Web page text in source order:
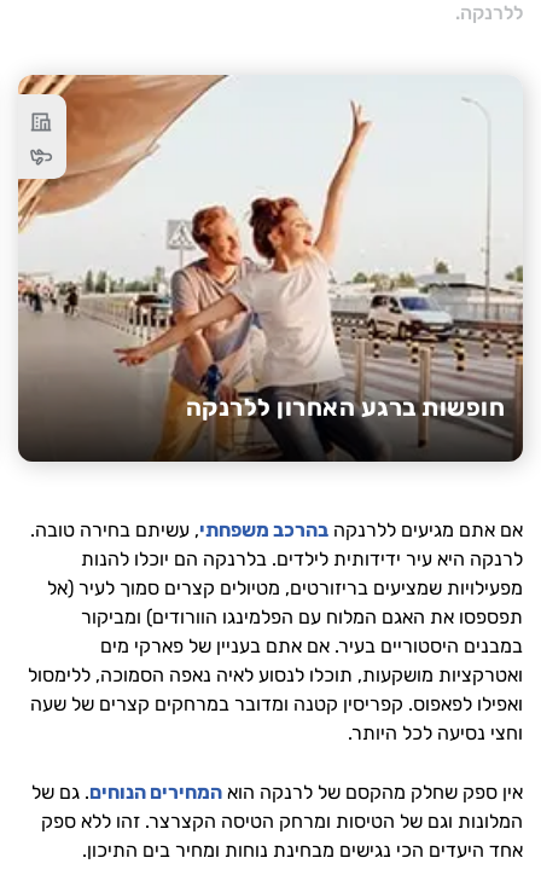
ללרנקה.
חופשות ברגע האחרון ללרנקה
אם אתם מגיעים ללרנקה בהרכב משפחתי, עשיתם בחירה טובה.
לרנקה היא עיר ידידותית לילדים. בלרנקה הם יוכלו להנות
מפעילויות שמציעים בריזורטים, מטיולים קצרים סמוך לעיר (אל
תפספסו את האגם המלוח עם הפלמינגו הוורודים) ומביקור
במבנים היסטוריים בעיר. אם אתם בעניין של פארקי מים
ואטרקציות מושקעות, תוכלו לנסוע לאיה נאפה הסמוכה, ללימסול
ואפילו לפאפוס. קפריסין קטנה ומדובר במרחקים קצרים של שעה
וחצי נסיעה לכל היותר.
אין ספק שחלק מהקסם של לרנקה הוא המחירים הנוחים. גם של
המלונות וגם של הטיסות ומרחק הטיסה הקצרצר. זהו ללא ספק
אחד היעדים הכי נגישים מבחינת נוחות ומחיר בים התיכון.